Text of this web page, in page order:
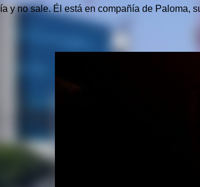
y no sale. Él está en compañía de Paloma,